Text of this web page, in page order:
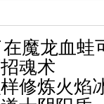
魔龙血蛙
魂术
修炼火焰